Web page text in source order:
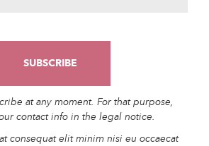
at any moment. For that purpose,
contact info in the legal notice.
consequat elit minim nisi eu occaecat